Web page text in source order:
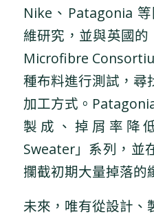
Nike、Patagonia
維研究，並與英國
Microfibre
種布料進行測試，尋
加工方式。
製成、掉屑率降
Sweater」系列，並
攔截初期大量掉落的
未來，唯有從設計、